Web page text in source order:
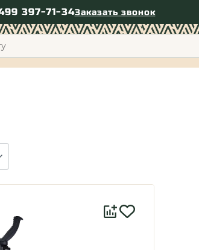
397-71-34Заказать звонок